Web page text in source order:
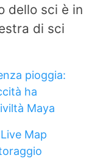
dello sci è in
di sci
pioggia:
ha
Maya
Map